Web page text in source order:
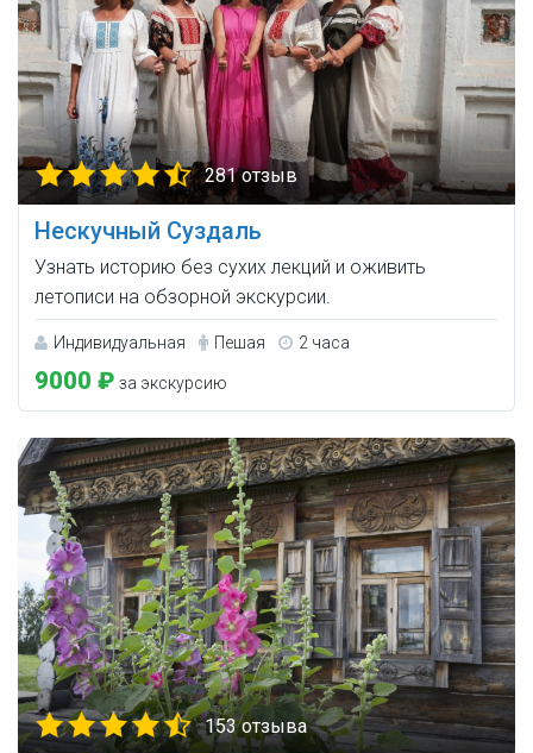
281 отзыв
Нескучный Суздаль
Узнать историю без сухих лекций и оживить
летописи на обзорной экскурсии.
Индивидуальная Пешая 2 часа
9000 ₽ за экскурсию
153 отзыва